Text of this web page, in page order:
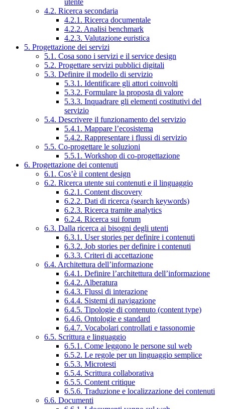
utente
4.2. Ricerca secondaria
4.2.1. Ricerca documentale
4.2.2. Analisi benchmark
4.2.3. Valutazione euristica
5. Progettazione dei servizi
5.1. Cosa sono i servizi e il service design
5.2. Progettare servizi pubblici digitali
5.3. Definire il modello di servizio
5.3.1. Identificare gli attori coinvolti
5.3.2. Formulare la proposta di valore
5.3.3. Inquadrare gli elementi costitutivi del
servizio
5.4. Descrivere il funzionamento del servizio
5.4.1. Mappare l’ecosistema
5.4.2. Rappresentare i flussi di servizio
5.5. Co-progettare le soluzioni
5.5.1. Workshop di co-progettazione
6. Progettazione dei contenuti
6.1. Cos’è il content design
6.2. Ricerca utente sui contenuti e il linguaggio
6.2.1. Content discovery
6.2.2. Dati di ricerca (search keywords)
6.2.3. Ricerca tramite analytics
6.2.4. Ricerca sui forum
6.3. Dalla ricerca ai bisogni degli utenti
6.3.1. User stories per definire i contenuti
6.3.2. Job stories per definire i contenuti
6.3.3. Criteri di accettazione
6.4. Architettura dell’informazione
6.4.1. Definire l’architettura dell’informazione
6.4.2. Alberatura
6.4.3. Flussi di interazione
6.4.4. Sistemi di navigazione
6.4.5. Tipologie di contenuto (content type)
6.4.6. Ontologie e standard
6.4.7. Vocabolari controllati e tassonomie
6.5. Scrittura e linguaggio
6.5.1. Come leggono le persone sul web
6.5.2. Le regole per un linguaggio semplice
6.5.3. Microtesti
6.5.4. Scrittura collaborativa
6.5.5. Content critique
6.5.6. Traduzione e localizzazione dei contenuti
6.6. Documenti